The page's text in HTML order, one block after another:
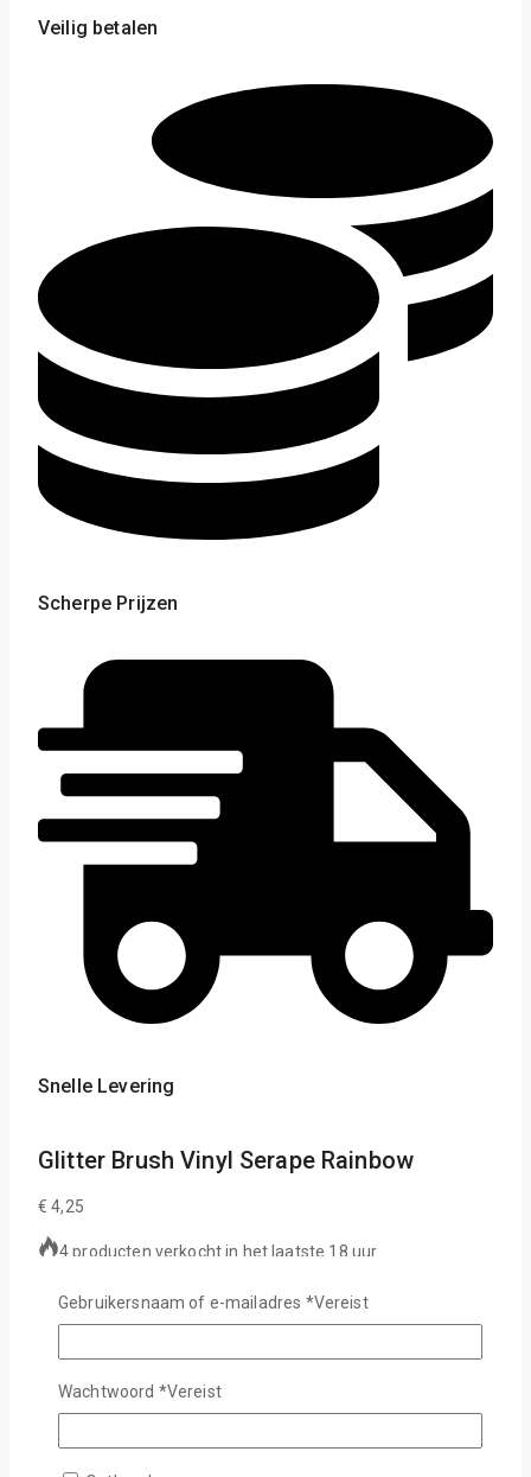
Veilig betalen
Scherpe Prijzen
Snelle Levering
Glitter Brush Vinyl Serape Rainbow
€ 4,25
4 producten verkocht in het laatste 18 uur
winkelwagen
glitterkwast om draait. Het is voor degenen die houden van
verspreiden. We bieden meerdere verschillende,
Gebruikersnaam of e-mailadres *Vereist
Wachtwoord *Vereist